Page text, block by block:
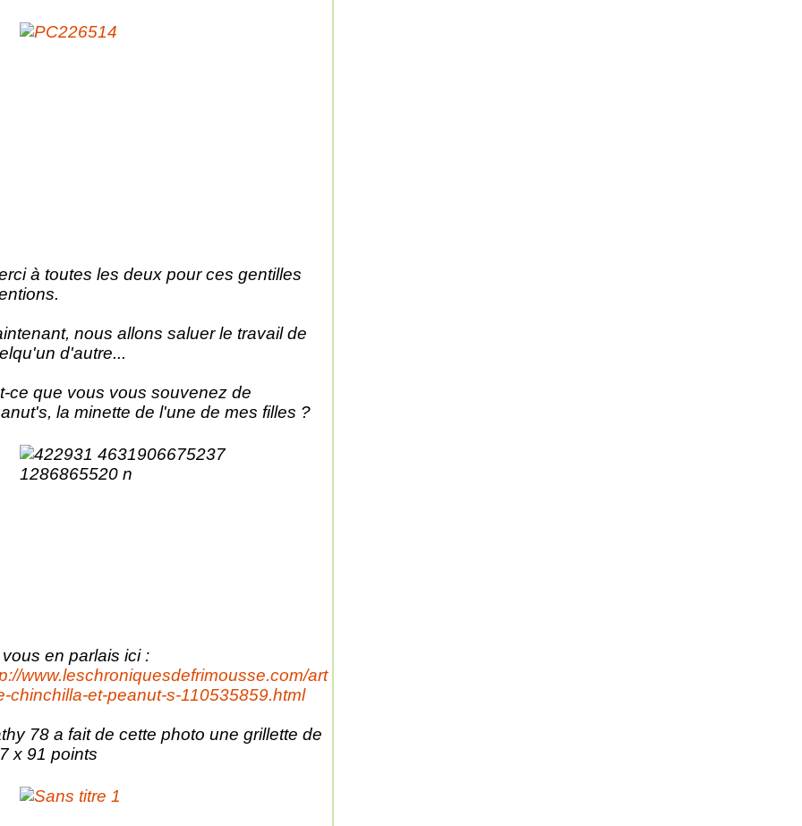
à toutes les deux pour ces gentilles
nous allons saluer le travail de
d'autre...
ce que vous vous souvenez de
la minette de l'une de mes filles ?
en parlais ici :
www.leschroniquesdefrimousse.com/art
chinchilla-et-peanut-s-110535859.html
78 a fait de cette photo une grillette de
x 91 points